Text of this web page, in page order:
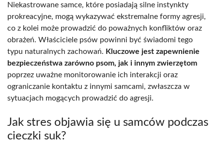
Niekastrowane samce, które posiadają silne instynkty
prokreacyjne, mogą wykazywać ekstremalne formy agresji,
co z kolei może prowadzić do poważnych konfliktów oraz
obrażeń. Właściciele psów powinni być świadomi tego
typu naturalnych zachowań. Kluczowe jest zapewnienie
bezpieczeństwa zarówno psom, jak i innym zwierzętom
poprzez uważne monitorowanie ich interakcji oraz
ograniczanie kontaktu z innymi samcami, zwłaszcza w
sytuacjach mogących prowadzić do agresji.
Jak stres objawia się u samców podczas
cieczki suk?